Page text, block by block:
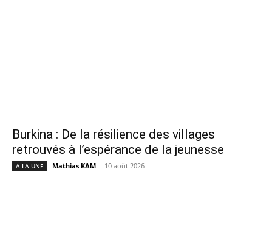
Burkina : De la résilience des villages
retrouvés à l’espérance de la jeunesse
A LA UNE Mathias KAM - 10 août 2026